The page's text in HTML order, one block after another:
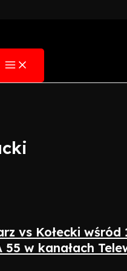
vs Kołecki wśród
55 w kanałach